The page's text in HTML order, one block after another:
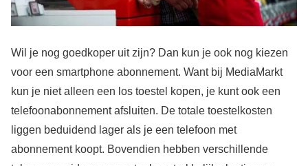
Wil je nog goedkoper uit zijn? Dan kun je ook nog kiezen
voor een smartphone abonnement. Want bij MediaMarkt
kun je niet alleen een los toestel kopen, je kunt ook een
telefoonabonnement afsluiten. De totale toestelkosten
liggen beduidend lager als je een telefoon met
abonnement koopt. Bovendien hebben verschillende